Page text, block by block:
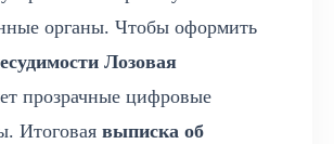
органы. Чтобы оформить
Лозовая
прозрачные цифровые
Итоговая выписка об